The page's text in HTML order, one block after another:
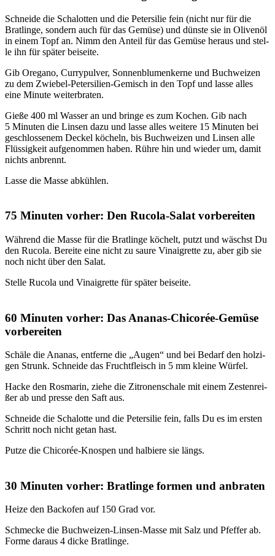
Schnei­de die Scha­lot­ten und die Peter­si­lie fein (nicht nur für die
Brat­lin­ge, son­dern auch für das Gemü­se) und düns­te sie in Oli­ven­öl
in einem Topf an. Nimm den Anteil für das Gemü­se her­aus und stel­
le ihn für spä­ter bei­sei­te.
Gib Ore­ga­no, Cur­ry­pul­ver, Son­nen­blu­men­ker­ne und Buch­wei­zen
zu dem Zwie­bel-Peter­si­li­en-Gemisch in den Topf und las­se alles
eine Minu­te wei­ter­bra­ten.
Gie­ße 400 ml Was­ser an und brin­ge es zum Kochen. Gib nach
5 Minu­ten die Lin­sen dazu und las­se alles wei­te­re 15 Minu­ten bei
geschlos­se­nem Deckel köcheln, bis Buch­wei­zen und Lin­sen alle
Flüs­sig­keit auf­ge­nom­men haben. Rüh­re hin und wie­der um, damit
nichts anbrennt.
Las­se die Mas­se abküh­len.
75 Minuten vorher: Den Rucola-Salat vorbereiten
Wäh­rend die Mas­se für die Brat­lin­ge köchelt, putzt und wäschst Du
den Ruco­la. Berei­te eine nicht zu sau­re Vin­ai­gret­te zu, aber gib sie
noch nicht über den Salat.
Stel­le Ruco­la und Vin­ai­gret­te für spä­ter bei­sei­te.
60 Minuten vorher: Das Ananas-Chicorée-Gemüse
vorbereiten
Schä­le die Ana­nas, ent­fer­ne die „Augen“ und bei Bedarf den hol­zi­
gen Strunk. Schnei­de das Frucht­fleisch in 5 mm klei­ne Wür­fel.
Hacke den Ros­ma­rin, zie­he die Zitro­nen­scha­le mit einem Zes­ten­rei­
ßer ab und pres­se den Saft aus.
Schnei­de die Scha­lot­te und die Peter­si­lie fein, falls Du es im ers­ten
Schritt noch nicht getan hast.
Put­ze die Chi­co­rée-Knos­pen und hal­bie­re sie längs.
30 Minuten vorher: Bratlinge formen und anbraten
Hei­ze den Back­ofen auf 150 Grad vor.
Schme­cke die Buch­wei­zen-Lin­sen-Mas­se mit Salz und Pfef­fer ab.
For­me dar­aus 4 dicke Brat­lin­ge.